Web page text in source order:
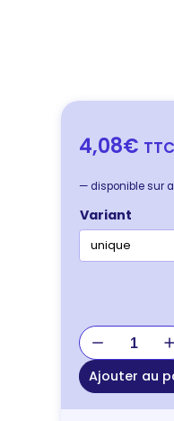
4,08€ TTC
— disponible sur
Variant
quantité
de
GAMELLE
PLASTIQUE
SMART
Ajouter au